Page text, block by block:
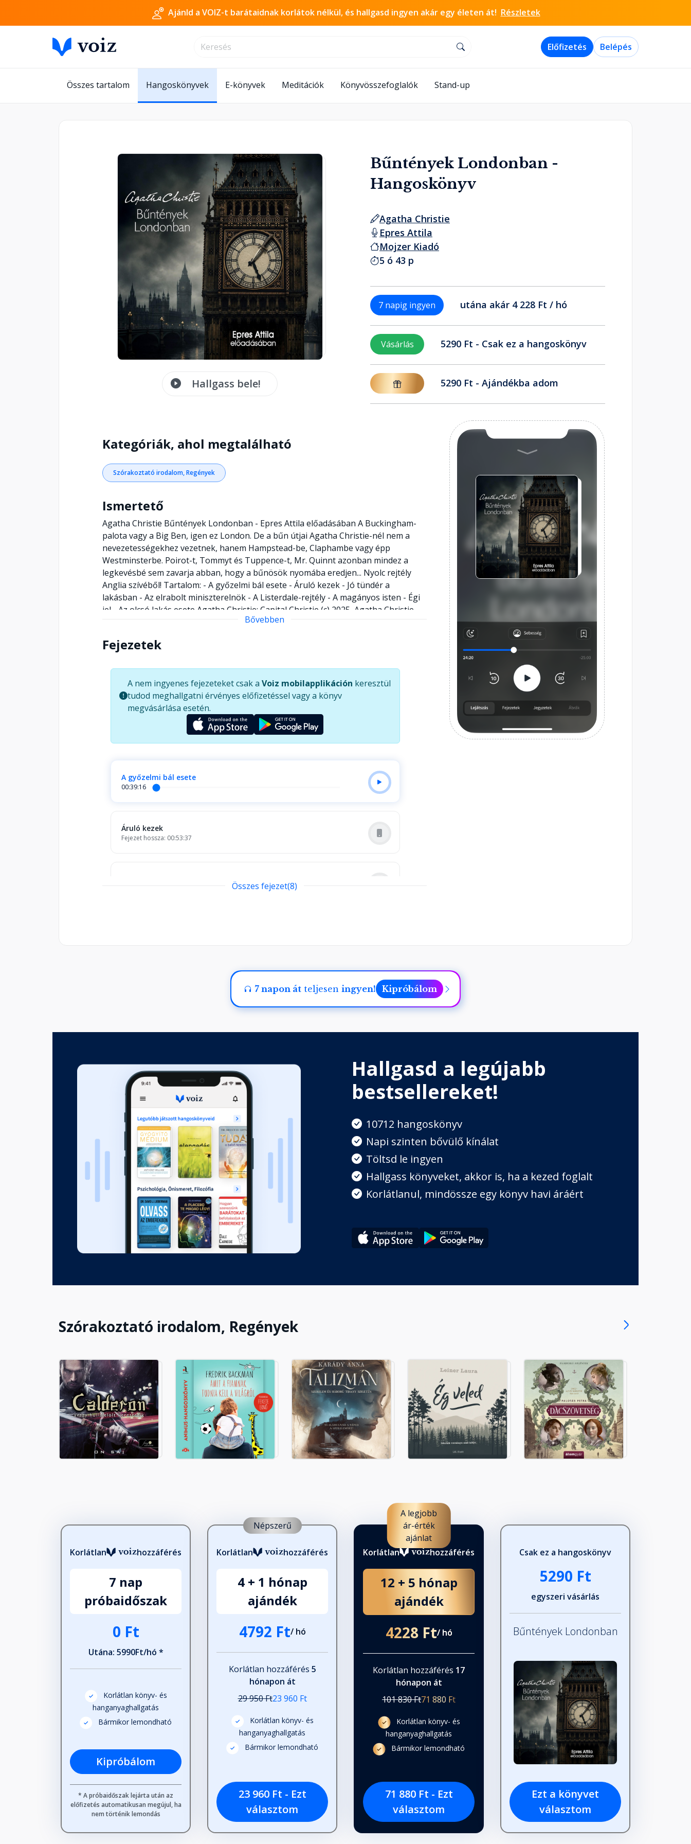
Ajánld a VOIZ-t barátaidnak korlátok nélkül, és hallgasd ingyen akár egy életen át! Részletek
Előfizetés Belépés
Összes tartalom Hangoskönyvek E-könyvek Meditációk Könyvösszefoglalók Stand-up
Hallgass bele!
Bűntények Londonban -
Hangoskönyv
Agatha Christie
Epres Attila
Mojzer Kiadó
5 ó 43 p
7 napig ingyen utána akár 4 228 Ft / hó
Vásárlás 5290 Ft - Csak ez a hangoskönyv
5290 Ft - Ajándékba adom
Kategóriák, ahol megtalálható
Szórakoztató irodalom, Regények
Ismertető
Agatha Christie Bűntények Londonban - Epres Attila előadásában A Buckingham-
palota vagy a Big Ben, igen ez London. De a bűn útjai Agatha Christie-nél nem a
nevezetességekhez vezetnek, hanem Hampstead-be, Claphambe vagy épp
Westminsterbe. Poirot-t, Tommyt és Tuppence-t, Mr. Quinnt azonban mindez a
legkevésbé sem zavarja abban, hogy a bűnösök nyomába eredjen... Nyolc rejtély
Anglia szívéből! Tartalom: - A győzelmi bál esete - Áruló kezek - Jó tündér a
lakásban - Az elrabolt miniszterelnök - A Listerdale-rejtély - A magányos isten - Égi
jel - Az olcsó lakás esete Agatha Christie: Capital Christie (c) 2025, Agatha Christie
Limited All rights reserved Kossuth 2026 Mojzer
Bővebben
Fejezetek
A nem ingyenes fejezeteket csak a Voiz mobilapplikáción keresztül
tudod meghallgatni érvényes előfizetéssel vagy a könyv
megvásárlása esetén.
A győzelmi bál esete
00:39:16
Áruló kezek
Fejezet hossza: 00:53:37
A magányos isten
Égi jel
Fejezet hossza: 00:45:15
Az olcsó lakás esete
Fejezet hossza: 00:35:52
Összes fejezet(8)
7 napon át teljesen ingyen! Kipróbálom
Hallgasd a legújabb
bestsellereket!
10712 hangoskönyv
Napi szinten bővülő kínálat
Töltsd le ingyen
Hallgass könyveket, akkor is, ha a kezed foglalt
Korlátlanul, mindössze egy könyv havi áráért
Szórakoztató irodalom, Regények
Korlátlan hozzáférés
7 nap
próbaidőszak
0 Ft
Utána: 5990Ft/hó *
Korlátlan könyv- és
hanganyaghallgatás
Bármikor lemondható
Kipróbálom
* A próbaidőszak lejárta után az
előfizetés automatikusan megújul, ha
nem történik lemondás
Népszerű
Korlátlan hozzáférés
4 + 1 hónap
ajándék
4792 Ft/ hó
Korlátlan hozzáférés 5
hónapon át
29 950 Ft23 960 Ft
Korlátlan könyv- és
hanganyaghallgatás
Bármikor lemondható
23 960 Ft - Ezt
választom
A legjobb
ár-érték
ajánlat
Korlátlan
hozzáférés
12 + 5 hónap
ajándék
4228 Ft/ hó
Korlátlan hozzáférés 17
hónapon át
101 830 Ft71 880 Ft
Korlátlan könyv- és
hanganyaghallgatás
Bármikor lemondható
71 880 Ft - Ezt
választom
Csak ez a hangoskönyv
5290 Ft
egyszeri vásárlás
Bűntények Londonban
Ezt a könyvet
választom